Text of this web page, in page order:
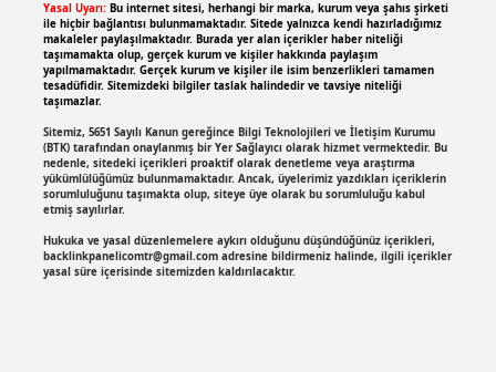
Yasal Uyarı: Bu internet sitesi, herhangi bir marka, kurum veya şahıs şirketi
ile hiçbir bağlantısı bulunmamaktadır. Sitede yalnızca kendi hazırladığımız
makaleler paylaşılmaktadır. Burada yer alan içerikler haber niteliği
taşımamakta olup, gerçek kurum ve kişiler hakkında paylaşım
yapılmamaktadır. Gerçek kurum ve kişiler ile isim benzerlikleri tamamen
tesadüfidir. Sitemizdeki bilgiler taslak halindedir ve tavsiye niteliği
taşımazlar.
Sitemiz, 5651 Sayılı Kanun gereğince Bilgi Teknolojileri ve İletişim Kurumu
(BTK) tarafından onaylanmış bir Yer Sağlayıcı olarak hizmet vermektedir. Bu
nedenle, sitedeki içerikleri proaktif olarak denetleme veya araştırma
yükümlülüğümüz bulunmamaktadır. Ancak, üyelerimiz yazdıkları içeriklerin
sorumluluğunu taşımakta olup, siteye üye olarak bu sorumluluğu kabul
etmiş sayılırlar.
Hukuka ve yasal düzenlemelere aykırı olduğunu düşündüğünüz içerikleri,
backlinkpanelicomtr@gmail.comadresine bildirmeniz halinde, ilgili içerikler
yasal süre içerisinde sitemizden kaldırılacaktır.